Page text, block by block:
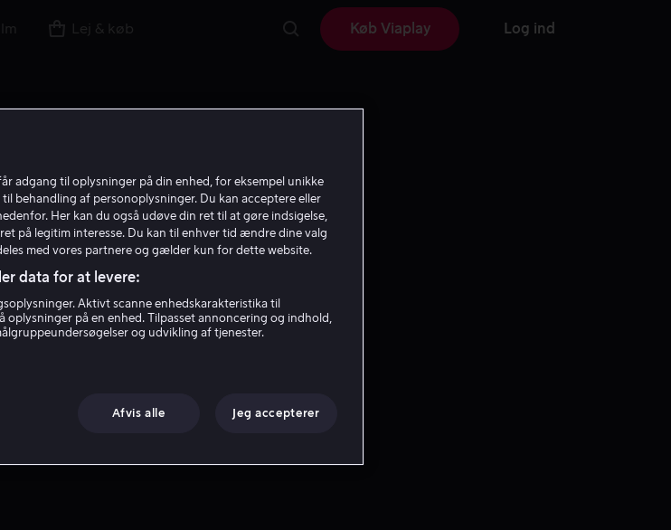
Lej & køb Køb Viaplay Log ind
A L
Longworth
adgang til oplysninger på din enhed, for eksempel unikke
behandling af personoplysninger. Du kan acceptere eller
Her kan du også udøve din ret til at gøre indsigelse,
på legitim interesse. Du kan til enhver tid ændre dine valg
med vores partnere og gælder kun for dette website.
data for at levere:
Aktivt scanne enhedskarakteristika til
på en enhed. Tilpasset annoncering og indhold,
og udvikling af tjenester.
Afvis alle Jeg accepterer